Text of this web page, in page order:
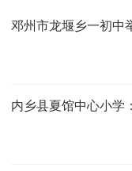
邓州市龙堰乡一初中
内乡县夏馆中心小学